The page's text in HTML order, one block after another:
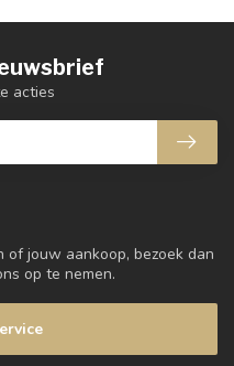
of jouw aankoop, bezoek dan
op te nemen.
acties